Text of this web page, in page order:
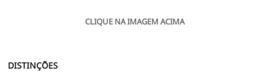
CLIQUE NA IMAGEM ACIMA
DISTINÇÕES